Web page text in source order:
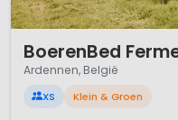
Ardennen, België
XS Klein & Groen